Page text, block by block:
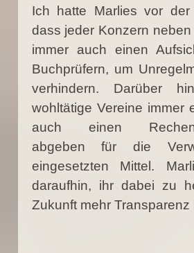
Ich hatte Marlies vor der
dass jeder Konzern neben
immer auch einen
Buchprüfern, um
verhindern. Darüber
wohltätige Vereine immer
auch einen
abgeben für die
eingesetzten Mittel.
daraufhin, ihr dabei zu
Zukunft mehr Transparenz